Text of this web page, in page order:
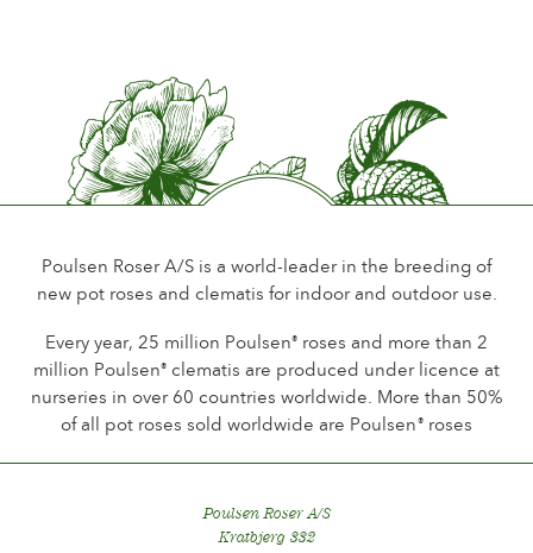
Promfumo del fiore
Little or no scent
Durata del fiore
Up to 18 days
Spray
Continuous flowering
Dark shining
Poulsen Roser A/S is a world-leader in the breeding of
new pot roses and clematis for indoor and outdoor use.
Every year, 25 million Poulsen® roses and more than 2
million Poulsen® clematis are produced under licence at
nurseries in over 60 countries worldwide. More than 50%
of all pot roses sold worldwide are Poulsen®roses
Poulsen Roser A/S
Kratbjerg 332